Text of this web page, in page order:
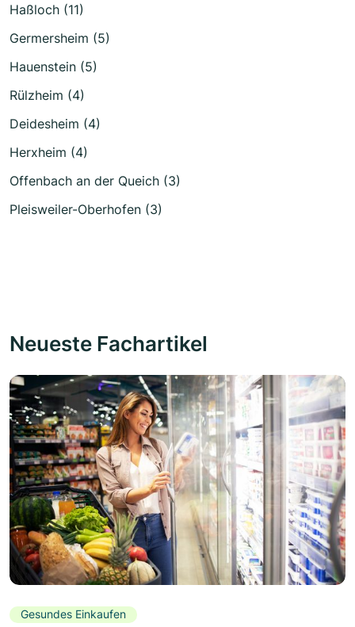
Haßloch (11)
Germersheim (5)
Hauenstein (5)
Rülzheim (4)
Deidesheim (4)
Herxheim (4)
Offenbach an der Queich (3)
Pleisweiler-Oberhofen (3)
Neueste Fachartikel
Gesundes Einkaufen